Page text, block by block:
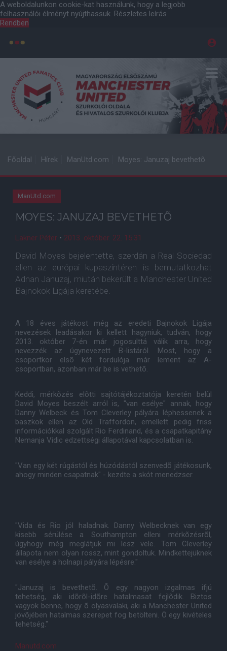
A weboldalunkon cookie-kat használunk, hogy a legjobb
felhasználói élményt nyújthassuk. Részletes leírás
Rendben
Főoldal Hírek ManUtd.com Moyes: Januzaj bevethetõ
ManUtd.com
MOYES: JANUZAJ BEVETHETÕ
Lakner Péter • 2013. október. 22. 15:31
David Moyes bejelentette, szerdán a Real Sociedad
ellen az európai kupaszíntéren is bemutatkozhat
Adnan Januzaj, miután bekerült a Manchester United
Bajnokok Ligája keretébe.
A 18 éves játékost még az eredeti Bajnokok Ligája
nevezések leadásakor ki kellett hagyniuk, tudván, hogy
2013. október 7-én már jogosulttá válik arra, hogy
nevezzék az úgynevezett B-listáról. Most, hogy a
csoportkör elsõ két fordulója már lement az A-
csoportban, azonban már be is vethetõ.
Keddi, mérkõzés elõtti sajtótájékoztatója keretén belül
David Moyes beszélt arról is, "van esélye" annak, hogy
Danny Welbeck és Tom Cleverley pályára léphessenek a
baszkok ellen az Old Traffordon, emellett pedig friss
információkkal szolgált Rio Ferdinand, és a csapatkapitány
Nemanja Vidic edzettségi állapotával kapcsolatban is.
"Van egy két rúgástól és húzódástól szenvedõ játékosunk,
ahogy minden csapatnak" - kezdte a skót menedzser.
"Vida és Rio jól haladnak. Danny Welbecknek van egy
kisebb sérülése a Southampton elleni mérkõzésrõl,
úgyhogy még meglátjuk mi lesz vele. Tom Cleverley
állapota nem olyan rossz, mint gondoltuk. Mindkettejüknek
van esélye a holnapi pályára lépésre."
"Januzaj is bevethetõ. Õ egy nagyon izgalmas ifjú
tehetség, aki idõrõl-idõre hatalmasat fejlõdik. Biztos
vagyok benne, hogy õ olyasvalaki, aki a Manchester United
jövõjében hatalmas szerepet fog betölteni. Õ egy kivételes
tehetség."
Manutd.com